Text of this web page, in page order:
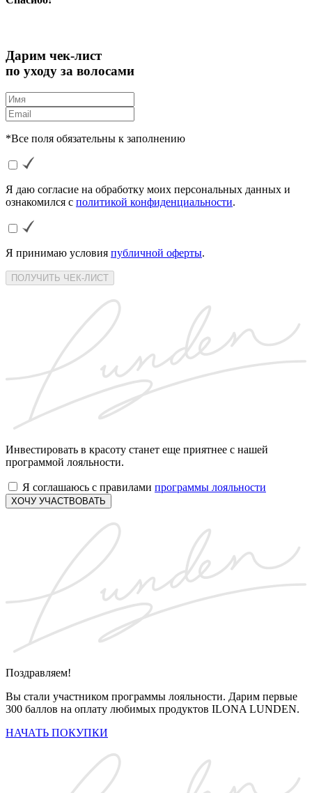
Дарим чек-лист
по уходу за волосами
*Все поля обязательны к заполнению
Я даю согласие на обработку моих персональных данных и
ознакомился с политикой конфиденциальности.
Я принимаю условия публичной оферты.
ПОЛУЧИТЬ ЧЕК-ЛИСТ
Инвестировать в красоту станет еще приятнее с нашей
программой лояльности.
Я соглашаюсь с правилами программы лояльности
ХОЧУ УЧАСТВОВАТЬ
Поздравляем!
Вы стали участником программы лояльности. Дарим первые
300 баллов на оплату любимых продуктов ILONA LUNDEN.
НАЧАТЬ ПОКУПКИ